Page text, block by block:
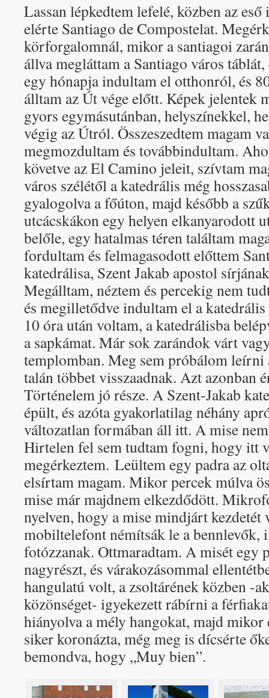
Lassan lépkedtem lefelé, közben az
elérte Santiago de Compostelat.
körforgalomnál, mikor a santiagoi
állva megláttam a Santiago város
egy hónapja indultam el otthonról, és
álltam az Út vége előtt. Képek jelentek
gyors egymásutánban, helyszínekkel,
végig az Útról. Összeszedtem magam
megmozdultam és továbbindultam.
követve az El Camino jeleit, szívtam
város szélétől a katedrális még
gyalogolva a főúton, majd később a
utcácskákon egy helyen elkanyarodott
belőle, egy hatalmas téren találtam
fordultam és felmagasodott előttem
katedrálisa, Szent Jakab apostol
Megálltam, néztem és percekig nem
és megilletődve indultam el a
10 óra után voltam, a katedrálisba
a sapkámat. Már sok zarándok várt
templomban. Meg sem próbálom leírni
talán többet visszaadnak. Azt azonban
Történelem jó része. A Szent-Jakab
épült, és azóta gyakorlatilag néhány
változatlan formában áll itt. A mise
Hirtelen fel sem tudtam fogni, hogy itt
megérkeztem. Leültem egy padra az
elsírtam magam. Mikor percek múlva
mise már majdnem elkezdődött.
nyelven, hogy a mise mindjárt kezdetét
mobiltelefont némítsák le a bennlevők,
fotózzanak. Ottmaradtam. A misét egy
nagyrészt, és várakozásommal
hangulatú volt, a zsoltárének közben -
közönséget- igyekezett rábírni a
hiányolva a mély hangokat, majd mikor
siker koronázta, még meg is dícsérte
bemondva, hogy „Muy bien”.